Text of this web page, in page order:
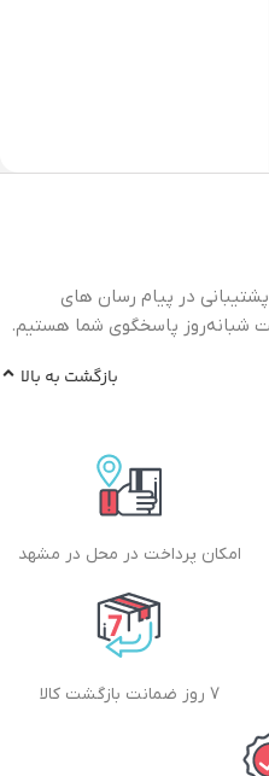
پشتیبانی در پیام رسان های
بازگشت به بالا
امکان پرداخت در محل در مشهد
7 روز ضمانت بازگشت کالا